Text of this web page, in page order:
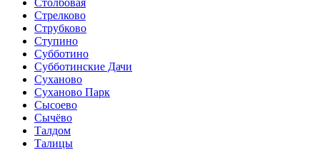
Столбовая
Стрелково
Струбково
Ступино
Субботино
Субботинские Дачи
Суханово
Суханово Парк
Сысоево
Сычёво
Талдом
Талицы